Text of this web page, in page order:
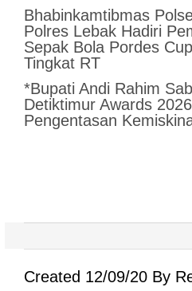
Bhabinkamtibmas
Polres Lebak Hadiri
Sepak Bola Pordes
Tingkat RT
*Bupati Andi Rahim
Detiktimur Awards
Pengentasan
Created 12/09/20 By